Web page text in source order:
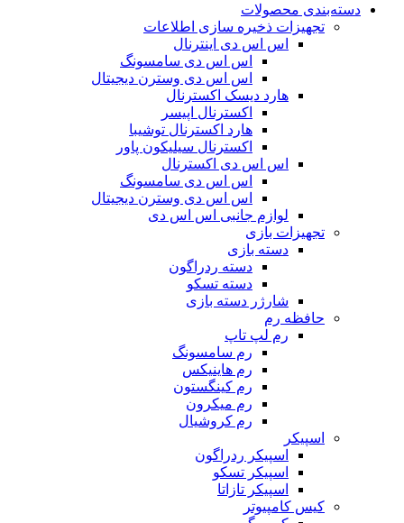
دسته‌بندی محصولات
تجهیزات ذخیره سازی اطلاعات
اس اس دی اینترنال
اس اس دی سامسونگ
اس اس دی وسترن دیجیتال
هارد دیسک اکسترنال
اکسترنال اپیسر
هارد اکسترنال توشیبا
اکسترنال سیلیکون پاور
اس اس دی اکسترنال
اس اس دی سامسونگ
اس اس دی وسترن دیجیتال
لوازم جانبی اس اس دی
تجهیزات بازی
دسته بازی
دسته ردراگون
دسته تسکو
شارژر دسته بازی
حافظه رم
رم لپ تاپ
رم سامسونگ
رم هاینیکس
رم کینگستون
رم میکرون
رم کروشیال
اسپیکر
اسپیکر ردراگون
اسپیکر تسکو
اسپیکر تازاتا
کیس کامپیوتر